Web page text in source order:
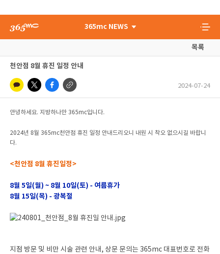
365mc NEWS
목록
천안점 8월 휴진 일정 안내
2024-07-24
안녕하세요. 지방하나만 365mc입니다.
2024년 8월 365mc천안점 휴진 일정 안내드리오니 내원 시 착오 없으시길 바랍니
다.
<천안점 8월 휴진일정>
8월 5일(월) ~ 8월 10일(토) - 여름휴가
8월 15일(목) - 광복절
지점 방문 및 비만 시술 관련 안내, 상문 문의는 365mc 대표번호로 전화